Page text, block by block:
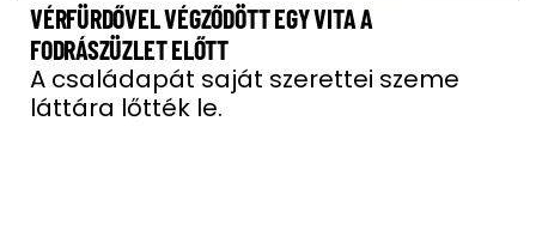
VÉRFÜRDŐVEL VÉGZŐDÖTT EGY VITA A
FODRÁSZÜZLET ELŐTT
A családapát saját szerettei szeme
láttára lőtték le.